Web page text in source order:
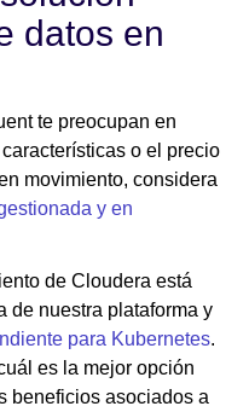
datos en
te preocupan en
o el precio
movimiento, considera
y en
de Cloudera está
de nuestra plataforma y
para Kubernetes.
es la mejor opción
beneficios asociados a